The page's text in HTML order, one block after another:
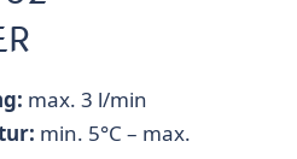
max. 3 l/min
min. 5°C – max.